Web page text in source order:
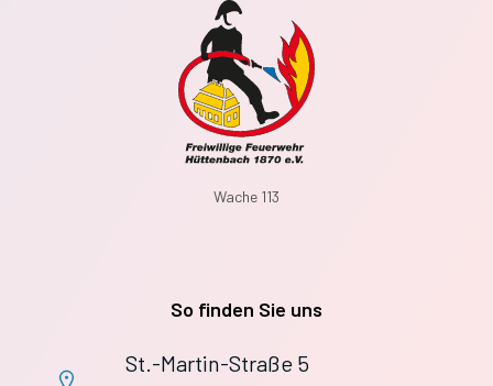
Wache 113
So finden Sie uns
St.-Martin-Straße 5